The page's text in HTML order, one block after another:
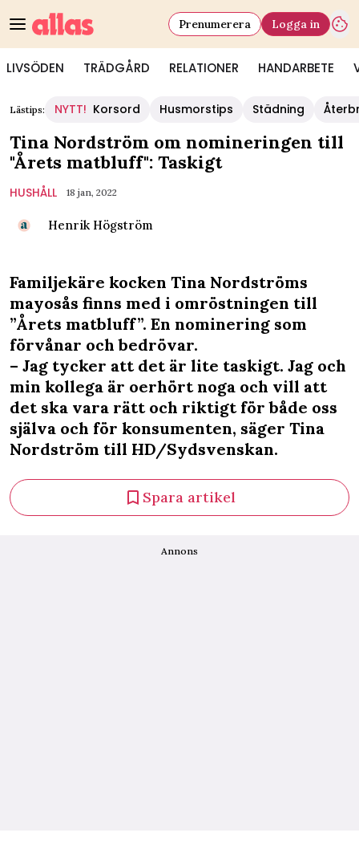
LIVSÖDEN TRÄDGÅRD RELATIONER HANDARBETE
Prenumerera Logga in
Lästips: NYTT! Korsord Husmorstips Städning
Tina Nordström om nomineringen till
"Årets matbluff": Taskigt
HUSHÅLL 18 jan, 2022
Henrik Högström
Familjekäre kocken Tina Nordströms
mayosås finns med i omröstningen till
”Årets matbluff”. En nominering som
förvånar och bedrövar.
– Jag tycker att det är lite taskigt. Jag och
min kollega är oerhört noga och vill att
det ska vara rätt och riktigt för både oss
själva och för konsumenten, säger Tina
Nordström till HD/Sydsvenskan.
Spara artikel
Annons